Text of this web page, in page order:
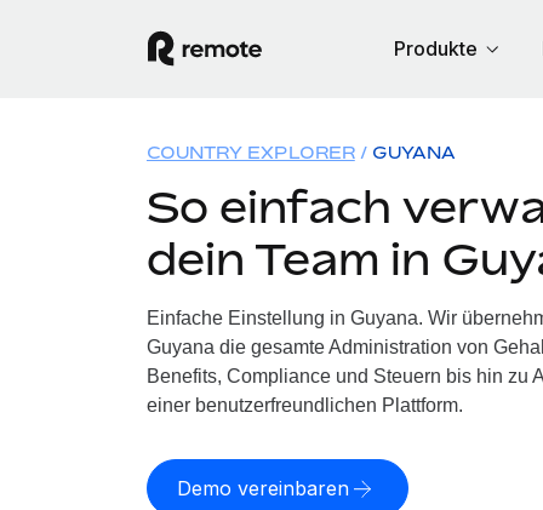
Produkte
COUNTRY EXPLORER GUYANA
So einfach
dein Team in
Einfache Einstellung in Guyana. Wir
Guyana die gesamte Administration von
Benefits, Compliance und Steuern bis hin zu
einer benutzerfreundlichen Plattform.
Demo vereinbaren